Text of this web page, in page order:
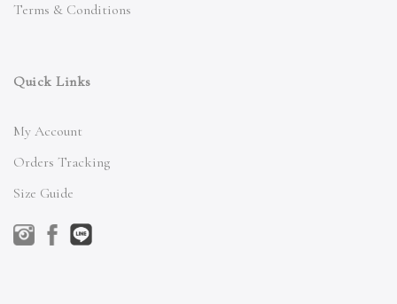
Terms & Conditions
Quick Links
My Account
Orders Tracking
Size Guide